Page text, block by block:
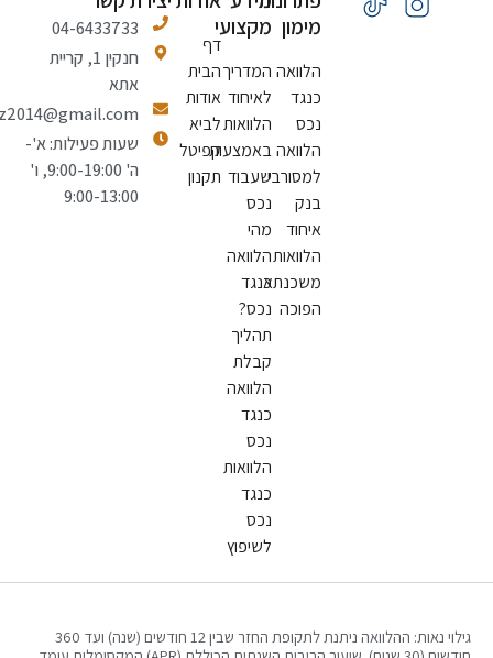
מימון
למסורבי
משכנתא
מקצועי
המדריך
לאיחוד
הלוואות
באמצעות
שעבוד
נכס
מהי
הלוואה
כנגד
נכס?
הבית
אודות
לביא
קפיטל
תקנון
04-6433733
חנקין 1, קריית
אתא
natiiluz2014@gmail.com
שעות פעילות: א'-
ה' 9:00-19:00, ו'
9:00-13:00
גילוי נאות: ההלוואה ניתנת לתקופת החזר שבין 12 חודשים (שנה) ועד 360